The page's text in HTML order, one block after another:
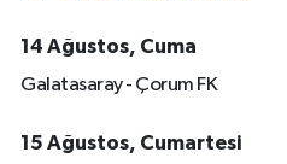
14 Ağustos, Cuma
Galatasaray - Çorum FK
15 Ağustos, Cumartesi